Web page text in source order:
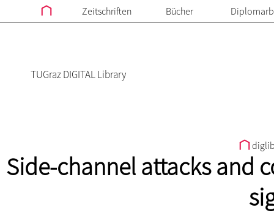
Zeitschriften Bücher
TUGraz DIGITAL Library
Side-channel attacks and